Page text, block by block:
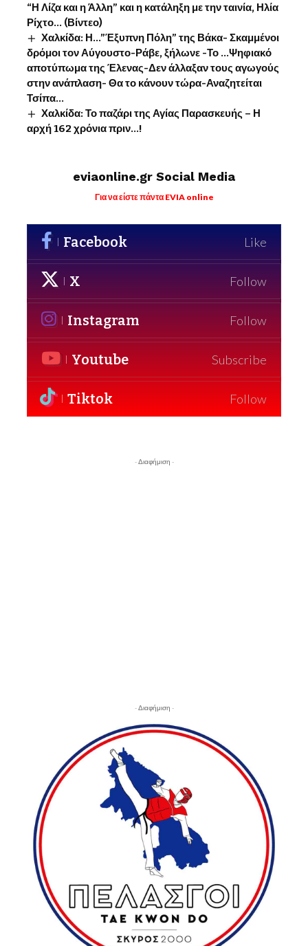
“Η Λίζα και η Άλλη” και η κατάληξη με την ταινία, Ηλία
Ρίχτο… (Βίντεο)
Χαλκίδα: Η…”Έξυπνη Πόλη” της Βάκα- Σκαμμένοι
δρόμοι τον Αύγουστο-Ράβε, ξήλωνε -Το …Ψηφιακό
αποτύπωμα της Έλενας-Δεν άλλαξαν τους αγωγούς
στην ανάπλαση- Θα το κάνουν τώρα-Αναζητείται
Τσίπα…
Χαλκίδα: Το παζάρι της Αγίας Παρασκευής – Η
αρχή 162 χρόνια πριν…!
eviaonline.gr Social Media
Για να είστε πάντα EVIA online
Facebook Like
X Follow
Instagram Follow
Youtube Subscribe
Tiktok Follow
- Διαφήμιση -
- Διαφήμιση -